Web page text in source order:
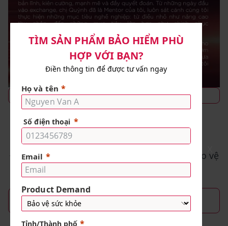
TÌM HIỂU CÁCH THỨC THAM GIA
Share
Đăng ký để khám phá những cách mới để bảo vệ